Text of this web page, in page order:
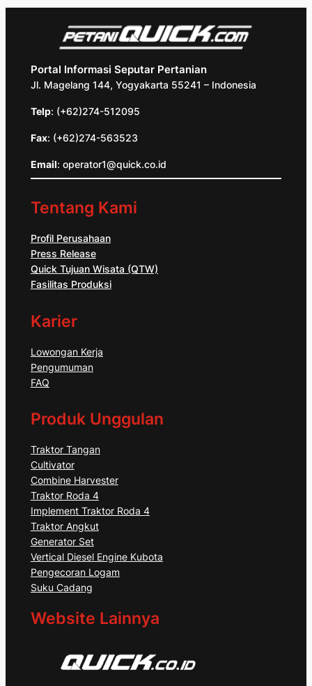
Portal Informasi Seputar Pertanian
Jl. Magelang 144, Yogyakarta 55241 – Indonesia
Telp: (+62)274-512095
Fax: (+62)274-563523
Email: operator1@quick.co.id
Tentang Kami
Profil Perusahaan
Press Release
Quick Tujuan Wisata (QTW)
Fasilitas Produksi
Karier
Lowongan Kerja
Pengumuman
FAQ
Produk Unggulan
Traktor Tangan
Cultivator
Combine Harvester
Traktor Roda 4
Implement Traktor Roda 4
Traktor Angkut
Generator Set
Vertical Diesel Engine Kubota
Pengecoran Logam
Suku Cadang
Website Lainnya